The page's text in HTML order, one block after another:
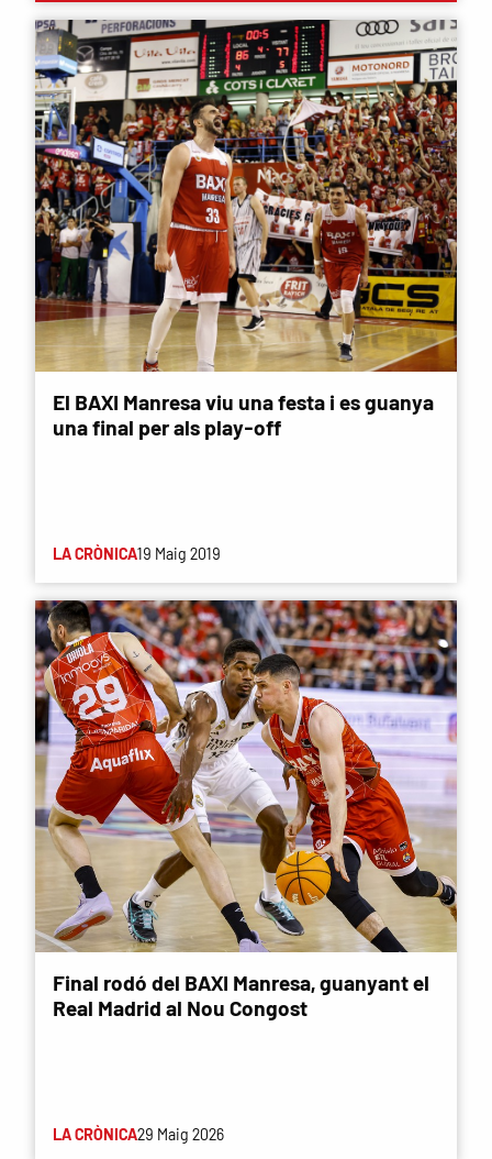
El BAXI Manresa viu una festa i es guanya
una final per als play-off
LA CRÒNICA19 Maig 2019
Final rodó del BAXI Manresa, guanyant el
Real Madrid al Nou Congost
LA CRÒNICA29 Maig 2026